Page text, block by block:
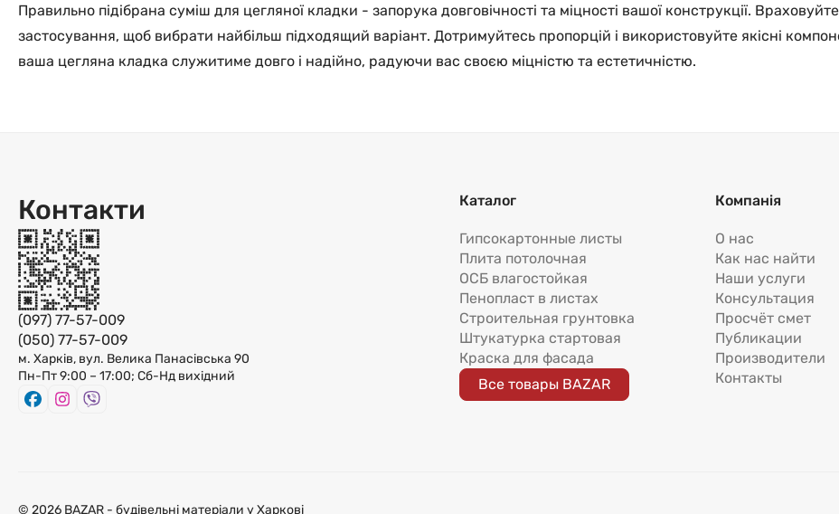
Правильно підібрана суміш для цегляної кладки - запорука довговічності та міцності вашої конструкції.
застосування, щоб вибрати найбільш підходящий варіант. Дотримуйтесь пропорцій і використовуйте якісні
ваша цегляна кладка служитиме довго і надійно, радуючи вас своєю міцністю та естетичністю.
Контакти
(097) 77-57-009
(050) 77-57-009
м. Харків, вул. Велика Панасівська 90
Пн-Пт 9:00 – 17:00; Сб-Нд вихідний
Каталог
Гипсокартонные листы
Плита потолочная
ОСБ влагостойкая
Пенопласт в листах
Строительная грунтовка
Штукатурка стартовая
Краска для фасада
Все товары BAZAR
Компанія
О нас
Как нас найти
Наши услуги
Консультация
Просчёт смет
Публикации
Производители
Контакты
© 2026 BAZAR - будівельні матеріали у Харкові